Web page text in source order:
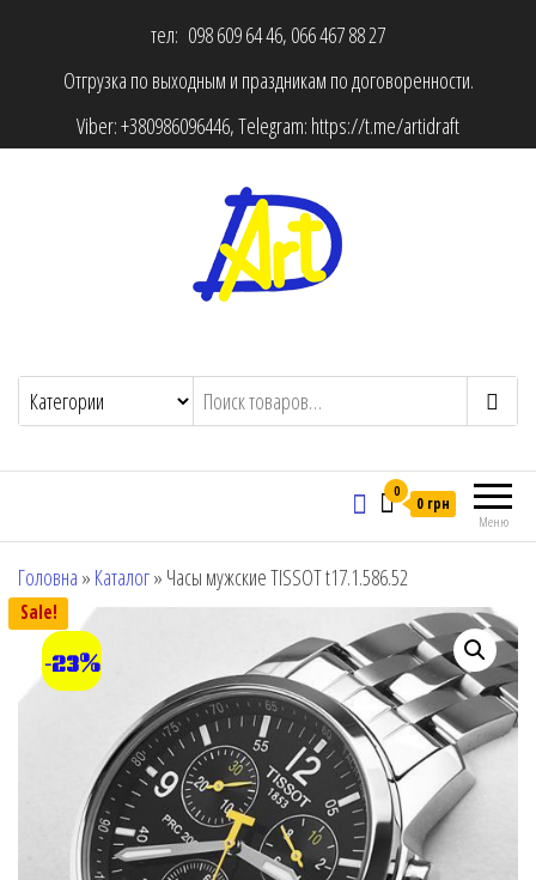
тел: 098 609 64 46, 066 467 88 27
Отгрузка по выходным и праздникам по договоренности.
Viber:+380986096446, Telegram: https://t.me/artidraft
Меню
0
0 грн
Головна » Каталог» Часы мужские TISSOT t17.1.586.52
Sale!
-23%